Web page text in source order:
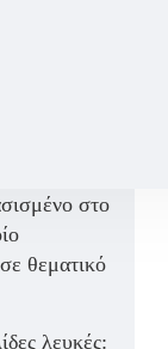
με ξύλινο
στο
θεματικό
λευκές: